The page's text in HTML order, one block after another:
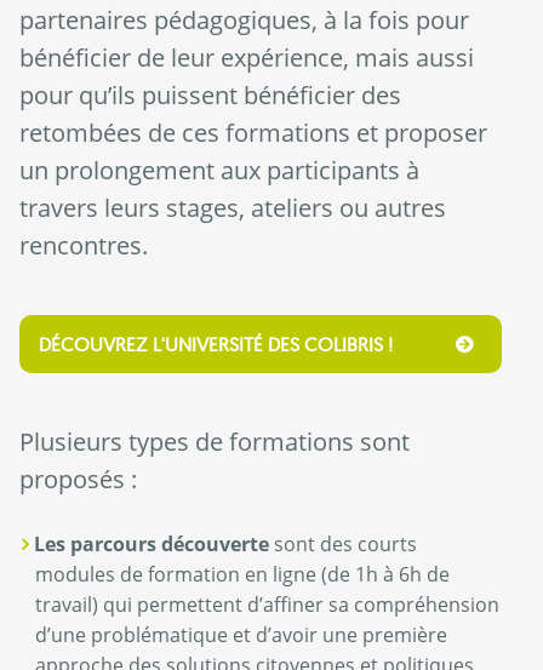
partenaires pédagogiques, à la fois pour
bénéficier de leur expérience, mais aussi
pour qu’ils puissent bénéficier des
retombées de ces formations et proposer
un prolongement aux participants à
travers leurs stages, ateliers ou autres
rencontres.
DÉCOUVREZ L'UNIVERSITÉ DES COLIBRIS !
Plusieurs types de formations sont
proposés :
Les parcours découverte sont des courts
modules de formation en ligne (de 1h à 6h de
travail) qui permettent d’affiner sa compréhension
d’une problématique et d’avoir une première